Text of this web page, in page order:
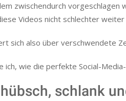
zwischendurch
Videos nicht schlechter weiter
sich also über verschwendete
ich, wie die perfekte Social-
schlank